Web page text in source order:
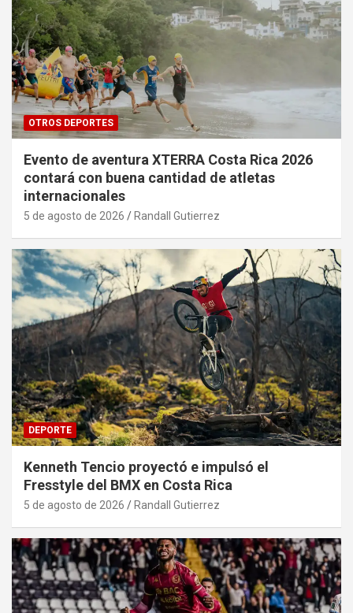
OTROS DEPORTES
Evento de aventura XTERRA Costa Rica 2026
contará con buena cantidad de atletas
internacionales
5 de agosto de 2026 Randall Gutierrez
DEPORTE
Kenneth Tencio proyectó e impulsó el
Fresstyle del BMX en Costa Rica
5 de agosto de 2026 Randall Gutierrez